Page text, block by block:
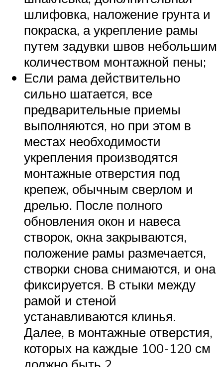
шлифовка, наложение грунта и
покраска, а укрепление рамы
путем задувки швов небольшим
количеством монтажной пены;
Если рама действительно
сильно шатается, все
предварительные приемы
выполняются, но при этом в
местах необходимости
укрепления производятся
монтажные отверстия под
крепеж, обычным сверлом и
дрелью. После полного
обновления окон и навеса
створок, окна закрываются,
положение рамы размечается,
створки снова снимаются, и она
фиксируется. В стыки между
рамой и стеной
устанавливаются клинья.
Далее, в монтажные отверстия,
которых на каждые 100-120 см